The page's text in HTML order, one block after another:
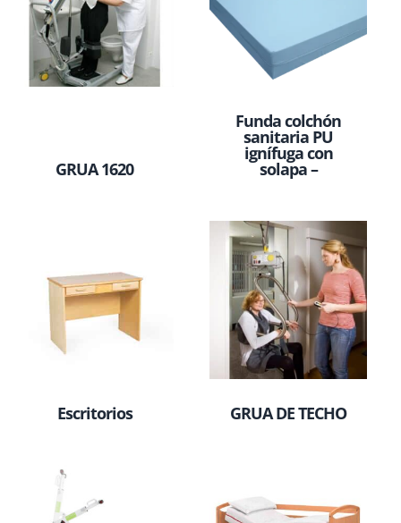
GRUA 1620
Funda colchón
sanitaria PU
ignífuga con
solapa –
Escritorios GRUA DE TECHO